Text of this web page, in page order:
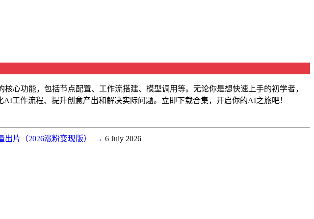
心功能，包括节点配置、工作流搭建、模型调用等。无论你是想快速上手的初学者，
工作流程、提升创意产出和解决实际问题。立即下载合集，开启你的AI之旅吧！
出片（2026涨粉变现版） → 6 July 2026